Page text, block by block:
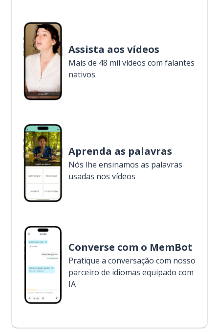
Assista aos vídeos
Mais de 48 mil vídeos com falantes
nativos
Aprenda as palavras
Nós lhe ensinamos as palavras
usadas nos vídeos
Converse com o MemBot
Pratique a conversação com nosso
parceiro de idiomas equipado com
IA